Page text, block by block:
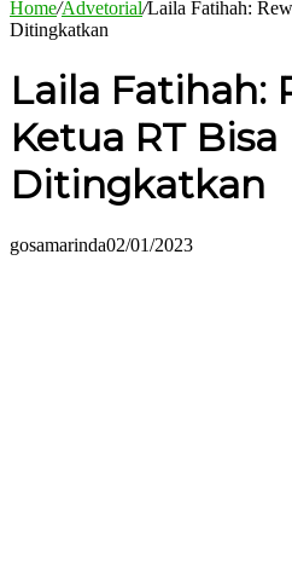
Home/Advetorial/Laila Fatihah:
Ditingkatkan
Laila Fatihah:
Ketua RT Bisa
Ditingkatkan
gosamarinda02/01/2023